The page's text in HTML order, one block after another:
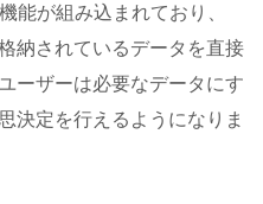
能が組み込まれており、
納されているデータを直接
ーザーは必要なデータにす
決定を行えるようになりま